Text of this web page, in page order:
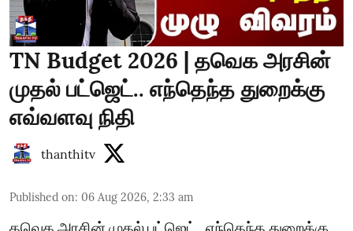
TN Budget 2026 | தவெக அரசின்
முதல் பட்ஜெட்.. எந்தெந்த துறைக்கு
எவ்வளவு நிதி
thanthitv
Published on: 06 Aug 2026, 2:33 am
தவெக அரசின் முதல் பட்ஜெட்.. எந்தெந்த துறைக்கு